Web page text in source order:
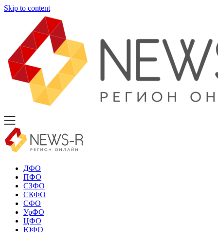
Skip to content
ДФО
ПФО
СЗФО
СКФО
СФО
УрФО
ЦФО
ЮФО